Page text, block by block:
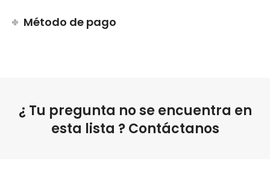
Método de pago
¿ Tu pregunta no se encuentra en
esta lista ?Contáctanos